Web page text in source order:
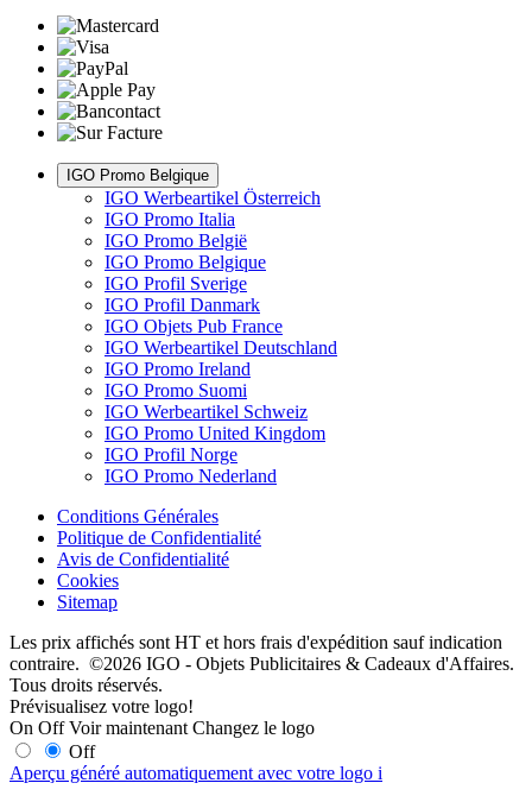
IGO Promo Belgique
IGO Werbeartikel Österreich
IGO Promo Italia
IGO Promo België
IGO Promo Belgique
IGO Profil Sverige
IGO Profil Danmark
IGO Objets Pub France
IGO Werbeartikel Deutschland
IGO Promo Ireland
IGO Promo Suomi
IGO Werbeartikel Schweiz
IGO Promo United Kingdom
IGO Profil Norge
IGO Promo Nederland
Conditions Générales
Politique de Confidentialité
Avis de Confidentialité
Cookies
Sitemap
Les prix affichés sont HT et hors frais d'expédition sauf indication
contraire. ©2026 IGO - Objets Publicitaires & Cadeaux d'Affaires.
Tous droits réservés.
Prévisualisez votre logo!
On Off Voir maintenant Changez le logo
Off
Aperçu généré automatiquement avec votre logo i